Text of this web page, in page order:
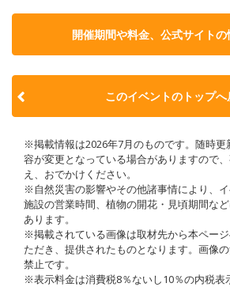
開催期間や料金、公式サイトの
このイベントのトップへ
※掲載情報は2026年7月のものです。随時更
容が変更となっている場合がありますので
え、おでかけください。
※自然災害の影響やその他諸事情により、イ
施設の営業時間、植物の開花・見頃期間な
あります。
※掲載されている画像は取材先から本ペー
ただき、提供されたものとなります。画像
禁止です。
※表示料金は消費税8％ないし10％の内税表